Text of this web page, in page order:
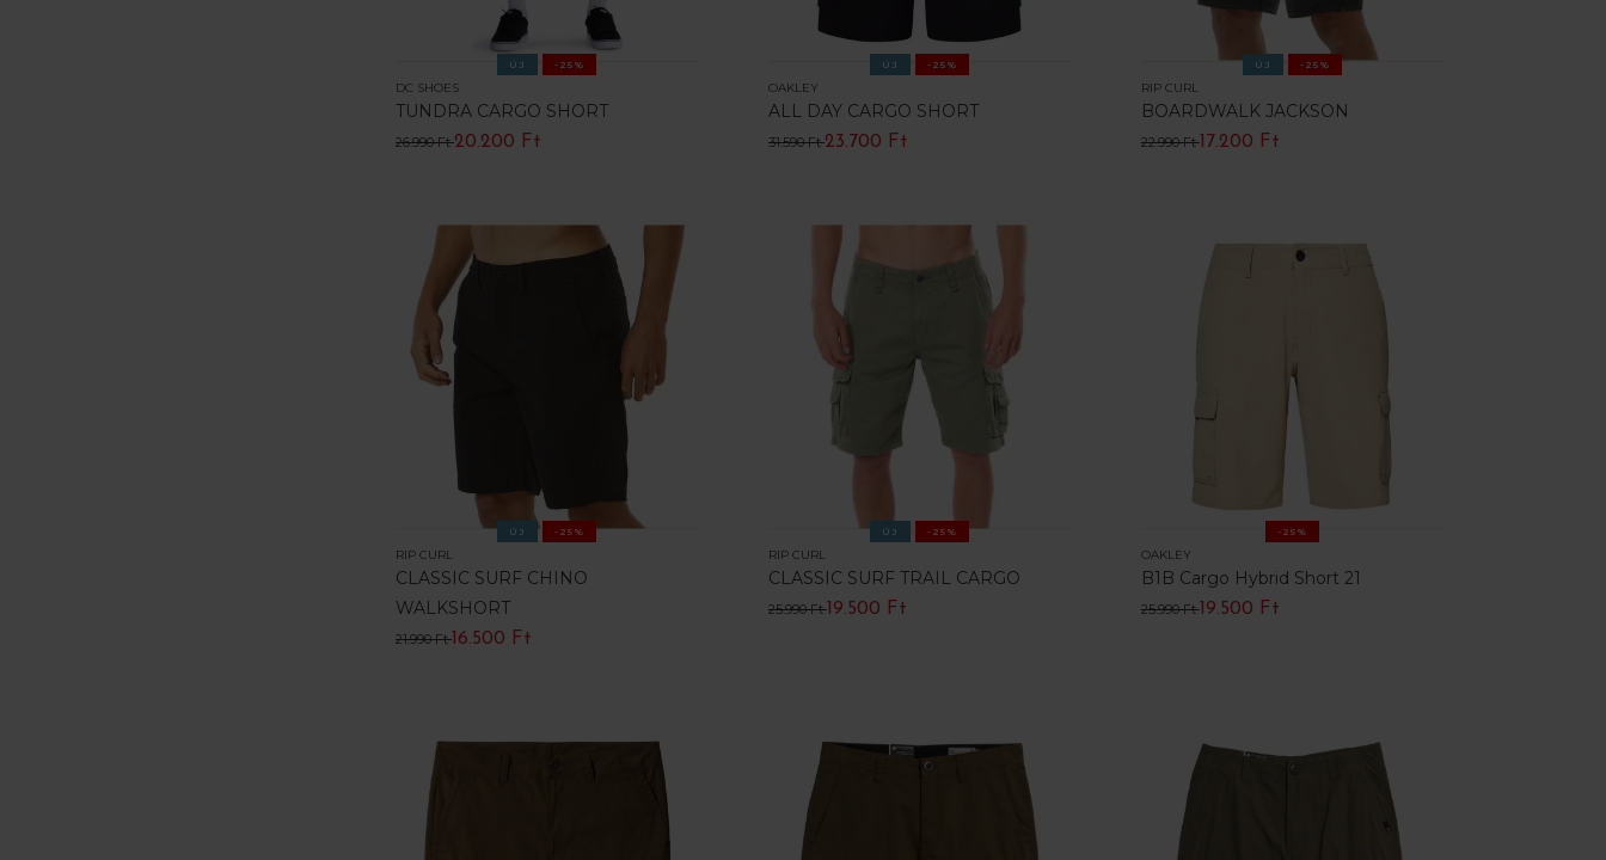
ÚJ -25%
DC SHOES
TUNDRA CARGO SHORT
26.990 Ft20.200 Ft
ÚJ -25%
OAKLEY
ALL DAY CARGO SHORT
31.590 Ft23.700 Ft
ÚJ -25%
RIP CURL
BOARDWALK JACKSON
22.990 Ft17.200 Ft
ÚJ -25%
RIP CURL
CLASSIC SURF CHINO
WALKSHORT
21.990 Ft 16.500 Ft
ÚJ -25%
RIP CURL
CLASSIC SURF TRAIL CARGO
25.990 Ft19.500 Ft
-25%
OAKLEY
B1B Cargo Hybrid Short 21
25.990 Ft19.500 Ft